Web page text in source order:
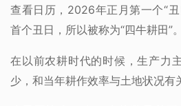
查看日历，2026年正月第一个“
首个丑日，所以被称为“四牛耕田”。
在以前农耕时代的时候，生产力
少，和当年耕作效率与土地状况有